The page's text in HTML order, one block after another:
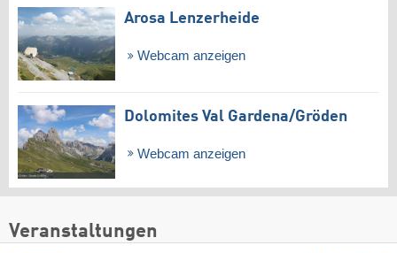
Arosa Lenzerheide
Webcam anzeigen
Dolomites Val Gardena/​Gröden
Webcam anzeigen
Veranstaltungen